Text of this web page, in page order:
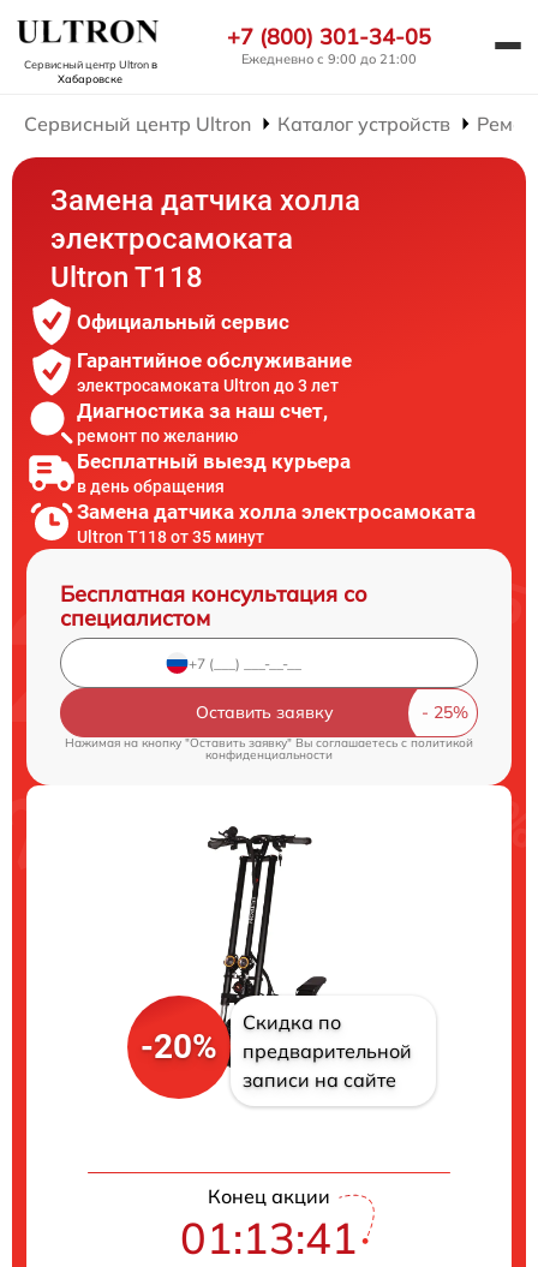
Сервисный центр Ultronв
Хабаровске
+7 (800) 301-34-05
Ежедневно с 9:00 до 21:00
Сервисный центр Ultron Каталог устройств
Замена датчика холла
электросамоката
Ultron T118
Официальный сервис
Гарантийное обслуживание
электросамоката Ultron до 3 лет
Диагностика за наш счет,
ремонт по желанию
Бесплатный выезд курьера
в день обращения
Замена датчика холла электросамоката
Ultron T118 от 35 минут
Бесплатная консультация со
специалистом
Оставить заявку
Нажимая на кнопку "Оставить заявку" Вы соглашаетесь c политикой
конфиденциальности
-20%
Скидка по
предварительной
записи на сайте
Конец акции
01:13:41